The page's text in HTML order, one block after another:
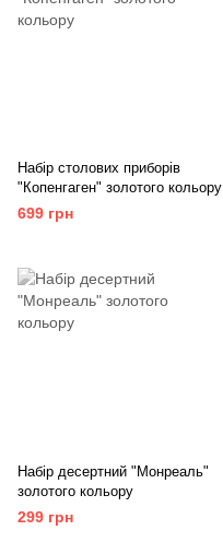
Набір столових приборів
"Копенгаген" золотого кольору
699 грн
Набір десертний "Монреаль"
золотого кольору
299 грн